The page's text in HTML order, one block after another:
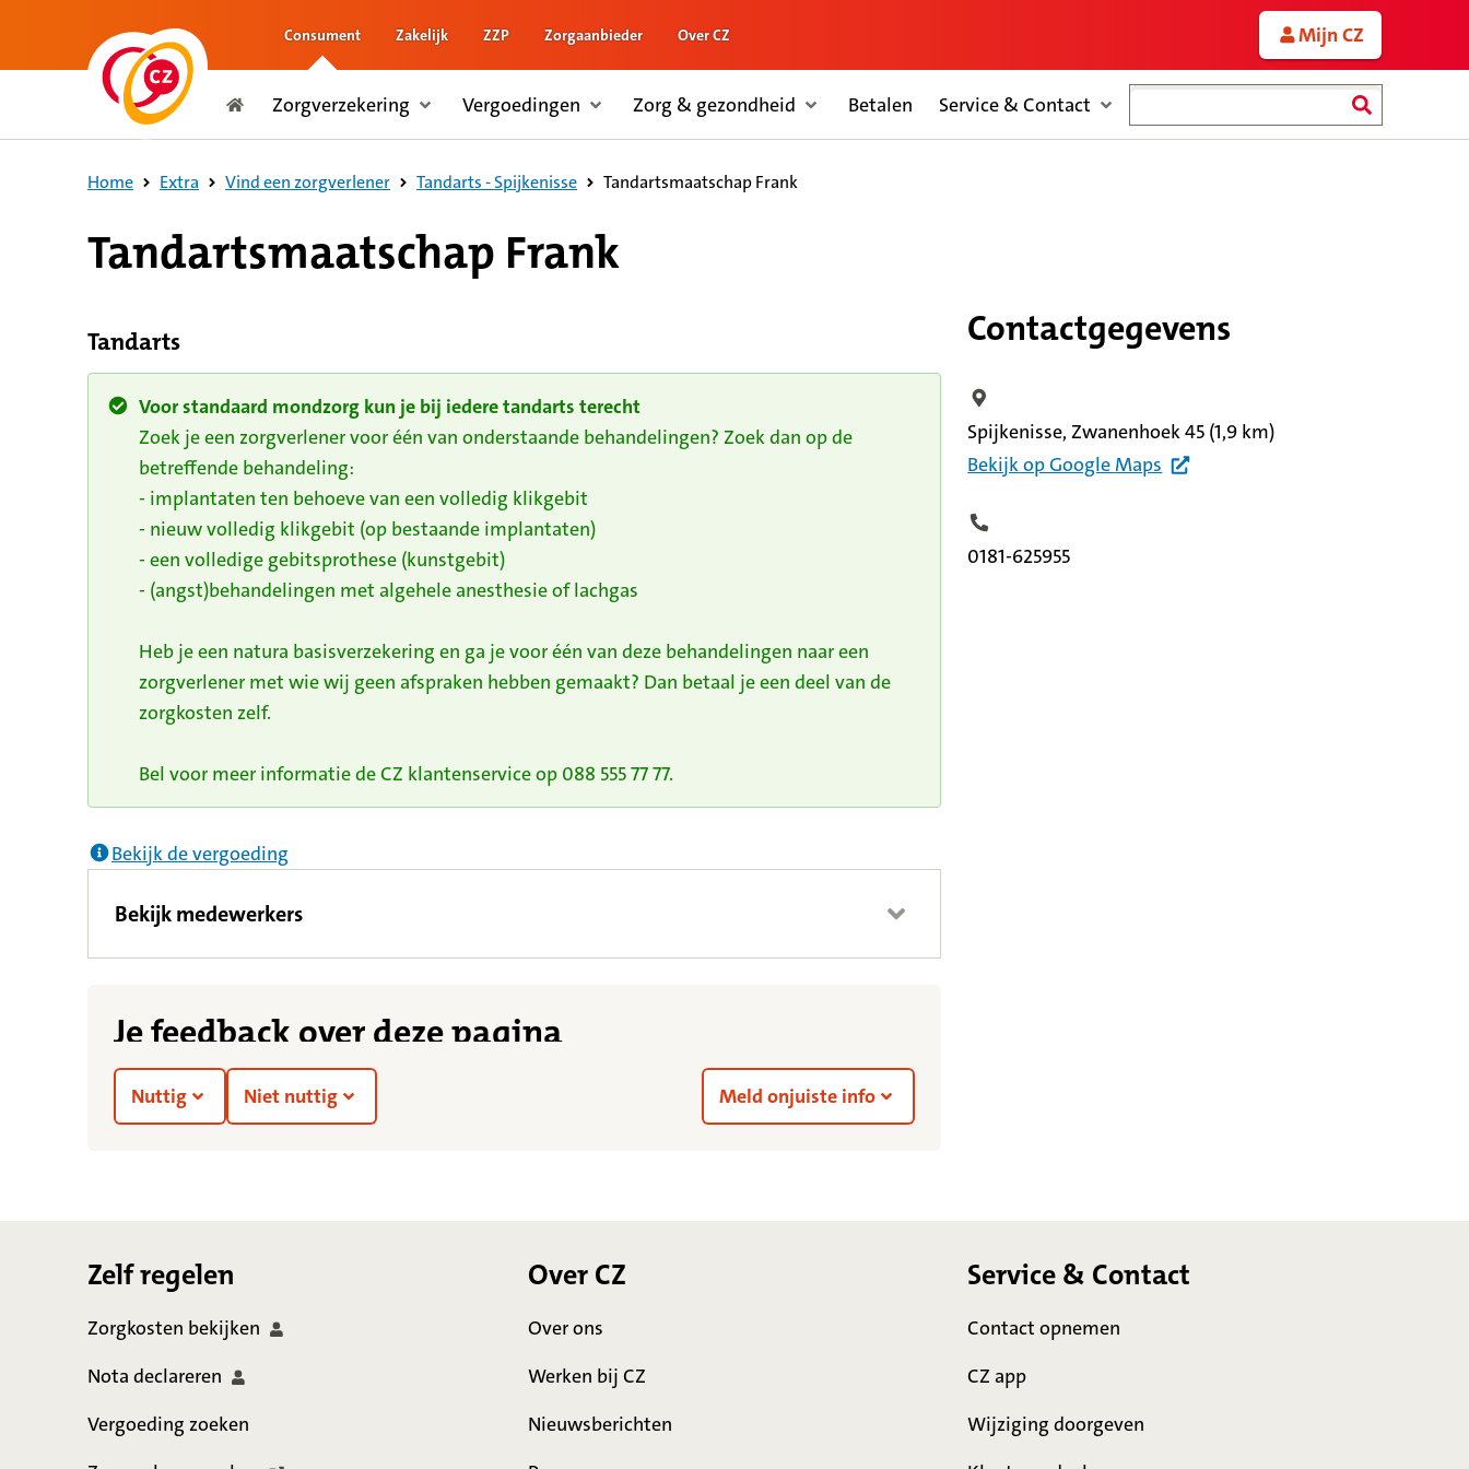
de inhoud
Consument Zakelijk ZZP Zorgaanbieder Over CZ Mijn CZ
Consument
Zorgverzekering Vergoedingen Zorg & gezondheid Betalen Service & Contact
Home Extra Vind een zorgverlener Tandarts - Spijkenisse Tandartsmaatschap Frank
Tandartsmaatschap Frank
Tandarts
Voor standaard mondzorg kun je bij iedere tandarts terecht
Zoek je een zorgverlener voor één van onderstaande behandelingen? Zoek dan op de
betreffende behandeling:
- implantaten ten behoeve van een volledig klikgebit
- nieuw volledig klikgebit (op bestaande implantaten)
- een volledige gebitsprothese (kunstgebit)
- (angst)behandelingen met algehele anesthesie of lachgas
Heb je een natura basisverzekering en ga je voor één van deze behandelingen naar een
zorgverlener met wie wij geen afspraken hebben gemaakt? Dan betaal je een deel van de
zorgkosten zelf.
Bel voor meer informatie de CZ klantenservice op 088 555 77 77.
Bekijk de vergoeding
Bekijk medewerkers
Contactgegevens
Locatiegegevens
Spijkenisse, Zwanenhoek 45 (1,9 km)
Bekijkop Google Maps
Telefoonnummer
0181-625955
Je feedback over deze pagina
Nuttig Niet nuttig Meld onjuiste info
Zelf regelen
Zorgkosten bekijken
Nota declareren
Vergoeding zoeken
Over CZ
Over ons
Werken bij CZ
Nieuwsberichten
Service & Contact
Contact opnemen
CZ app
Wijziging doorgeven